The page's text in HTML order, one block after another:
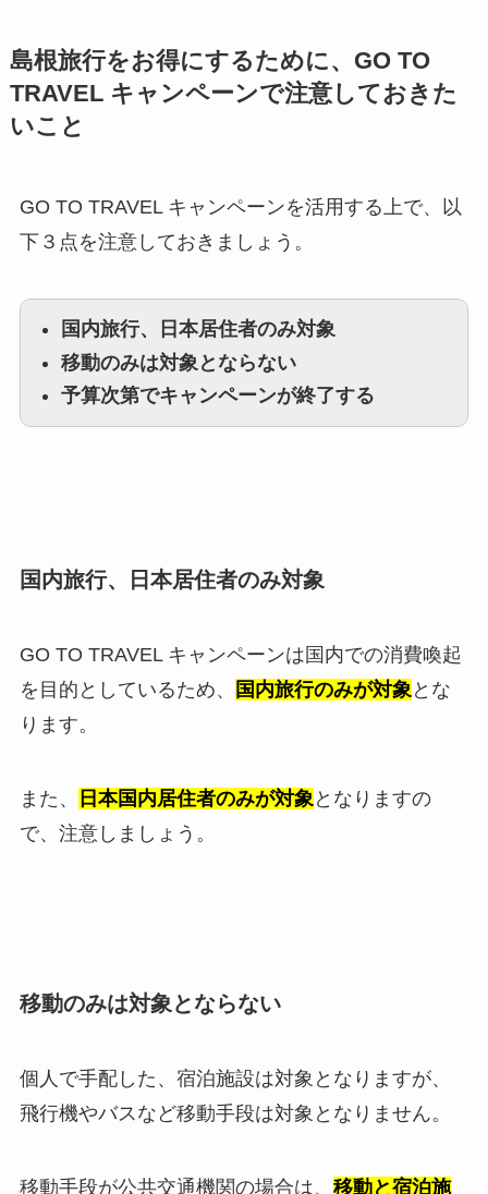
島根旅行をお得にするために、GO TO
TRAVEL キャンペーンで注意しておきた
いこと
GO TO TRAVEL キャンペーンを活用する上で、以
下３点を注意しておきましょう。
国内旅行、日本居住者のみ対象
移動のみは対象とならない
予算次第でキャンペーンが終了する
国内旅行、日本居住者のみ対象
GO TO TRAVEL キャンペーンは国内での消費喚起
を目的としているため、
国内旅行のみが対象とな
ります。
また、 日本国内居住者のみが対象 となりますの
で、注意しましょう。
移動のみは対象とならない
個人で手配した、宿泊施設は対象となりますが、
飛行機やバスなど移動手段は対象となりません。
移動手段が公共交通機関の場合は、 移動と宿泊施